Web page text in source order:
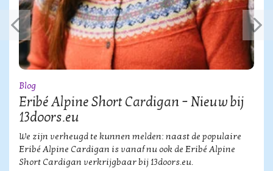
Blog
Eribé Alpine Short Cardigan – Nieuw bij
13doors.eu
We zijn verheugd te kunnen melden: naast de populaire
Eribé Alpine Cardigan is vanaf nu ook de Eribé Alpine
Short Cardigan verkrijgbaar bij 13doors.eu.